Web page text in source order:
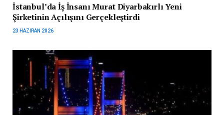
İstanbul’da İş İnsanı Murat Diyarbakırlı Yeni
Şirketinin Açılışını Gerçekleştirdi
23 HAZIRAN 2026